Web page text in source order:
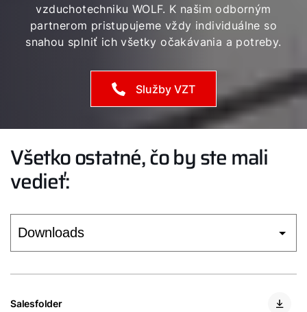
vzduchotechniku WOLF. K našim odborným
partnerom pristupujeme vždy individuálne so
snahou splniť ich všetky očakávania a potreby.
Služby VZT
Všetko ostatné, čo by ste mali
vedieť:
Salesfolder